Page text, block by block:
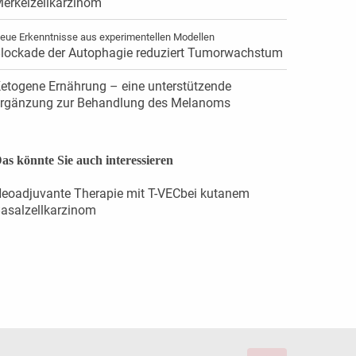
Erkenntnisse aus experimentellen Modellen
der Autophagie reduziert Tumorwachstum
Ernährung – eine unterstützende
zur Behandlung des Melanoms
könnte Sie auch interessieren
Therapie mit T-VECbei kutanem